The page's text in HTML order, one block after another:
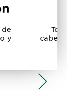
de
y